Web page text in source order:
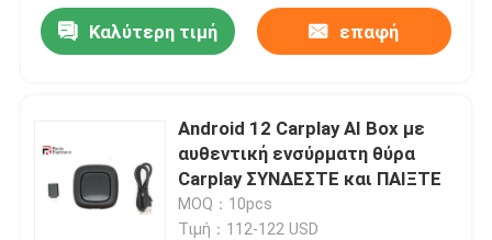
Καλύτερη τιμή επαφή
Android 12 Carplay AI Box με
αυθεντική ενσύρματη θύρα
Carplay ΣΥΝΔΕΣΤΕ και ΠΑΙΞΤΕ
MOQ：10pcs
Τιμή：112-122 USD